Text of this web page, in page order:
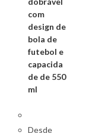
com
design de
bola de
futebol e
capacida
de de 550
ml
Desde